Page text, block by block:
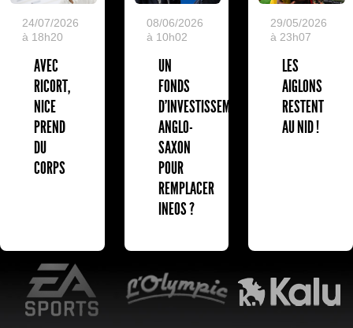
24/07/2026
à 18h20
AVEC
RICORT,
NICE
PREND
DU
CORPS
08/06/2026
à 10h02
UN
FONDS
D'INVESTISSEMENT
ANGLO-
SAXON
POUR
REMPLACER
INEOS ?
29/05/2026
à 23h07
LES
AIGLONS
RESTENT
AU NID !
EA Sports